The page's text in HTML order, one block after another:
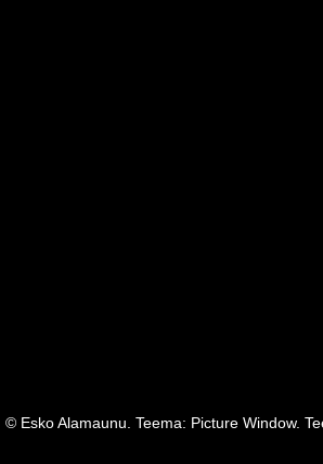
© Esko Alamaunu. Teema: Picture Window.